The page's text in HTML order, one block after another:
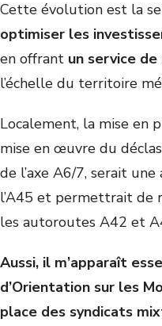
Cette évolution est la
optimiser les
en offrant un service
l’échelle du territoire
Localement, la mise en
mise en œuvre du
de l’axe A6/7, serait
l’A45 et permettrait de
les autoroutes A42 et
Aussi, il m’apparaît
d’Orientation sur les
place des syndicats